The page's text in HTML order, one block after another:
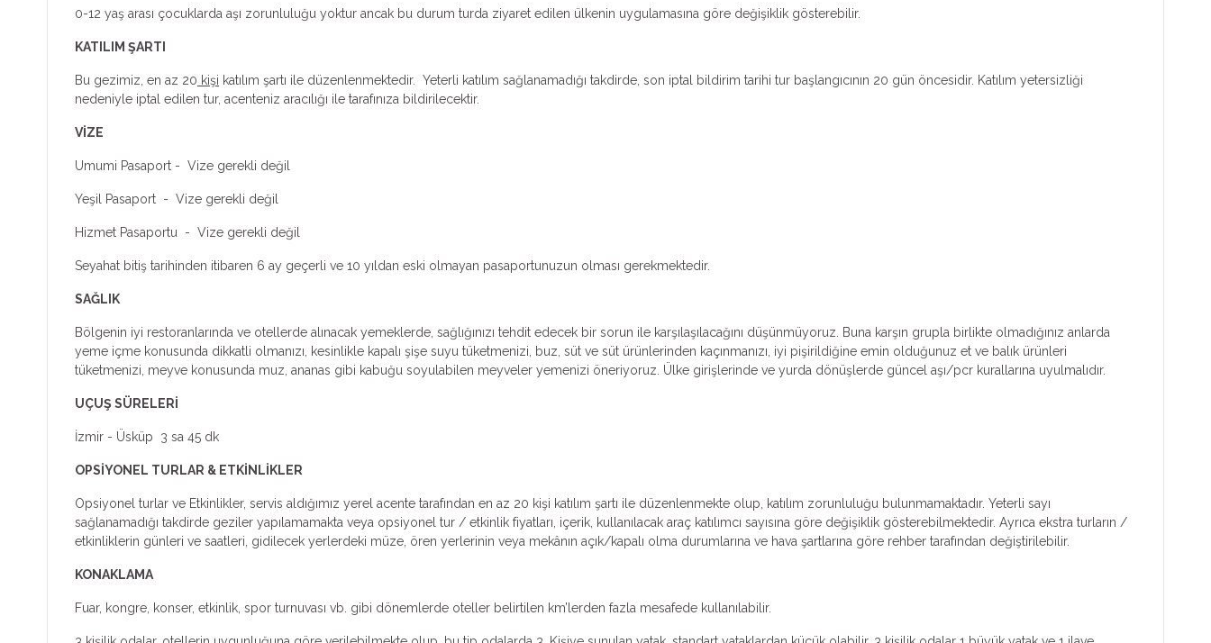
0-12 yaş arası çocuklarda aşı zorunluluğu yoktur ancak bu durum turda ziyaret edilen ülkenin uygulamasına göre değişiklik gösterebilir.
KATILIM ŞARTI
Bu gezimiz, en az 20 kişi katılım şartı ile düzenlenmektedir. Yeterli katılım sağlanamadığı takdirde, son iptal bildirim tarihi tur başlangıcının 20 gün öncesidir. Katılım yetersizliği
nedeniyle iptal edilen tur, acenteniz aracılığı ile tarafınıza bildirilecektir.
VİZE
Umumi Pasaport - Vize gerekli değil
Yeşil Pasaport - Vize gerekli değil
Hizmet Pasaportu - Vize gerekli değil
Seyahat bitiş tarihinden itibaren 6 ay geçerli ve 10 yıldan eski olmayan pasaportunuzun olması gerekmektedir.
SAĞLIK
Bölgenin iyi restoranlarında ve otellerde alınacak yemeklerde, sağlığınızı tehdit edecek bir sorun ile karşılaşılacağını düşünmüyoruz. Buna karşın grupla birlikte olmadığınız anlarda
yeme içme konusunda dikkatli olmanızı, kesinlikle kapalı şişe suyu tüketmenizi, buz, süt ve süt ürünlerinden kaçınmanızı, iyi pişirildiğine emin olduğunuz et ve balık ürünleri
tüketmenizi, meyve konusunda muz, ananas gibi kabuğu soyulabilen meyveler yemenizi öneriyoruz. Ülke girişlerinde ve yurda dönüşlerde güncel aşı/pcr kurallarına uyulmalıdır.
UÇUŞ SÜRELERİ
İzmir - Üsküp 3 sa 45 dk
OPSİYONEL TURLAR & ETKİNLİKLER
Opsiyonel turlar ve Etkinlikler, servis aldığımız yerel acente tarafından en az 20 kişi katılım şartı ile düzenlenmekte olup, katılım zorunluluğu bulunmamaktadır. Yeterli sayı
sağlanamadığı takdirde geziler yapılamamakta veya opsiyonel tur / etkinlik fiyatları, içerik, kullanılacak araç katılımcı sayısına göre değişiklik gösterebilmektedir. Ayrıca ekstra turların /
etkinliklerin günleri ve saatleri, gidilecek yerlerdeki müze, ören yerlerinin veya mekânın açık/kapalı olma durumlarına ve hava şartlarına göre rehber tarafından değiştirilebilir.
KONAKLAMA
Fuar, kongre, konser, etkinlik, spor turnuvası vb. gibi dönemlerde oteller belirtilen km’lerden fazla mesafede kullanılabilir.